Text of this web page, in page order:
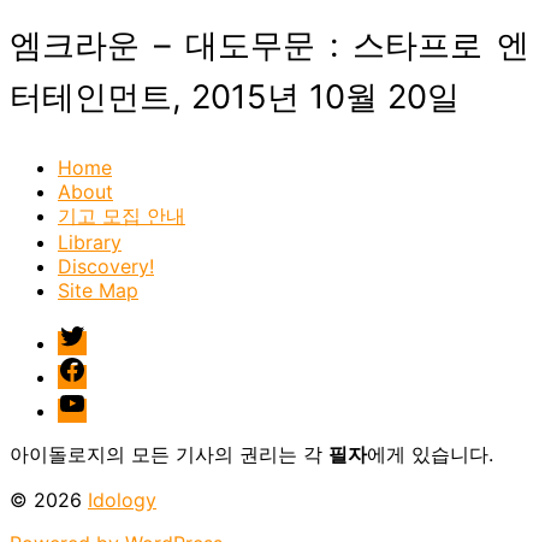
엠크라운 – 대도무문 : 스타프로 엔
터테인먼트, 2015년 10월 20일
Home
About
기고 모집 안내
Library
Discovery!
Site Map
twitter
facebook
Youtube
아이돌로지의 모든 기사의 권리는 각 필자에게 있습니다.
© 2026 Idology